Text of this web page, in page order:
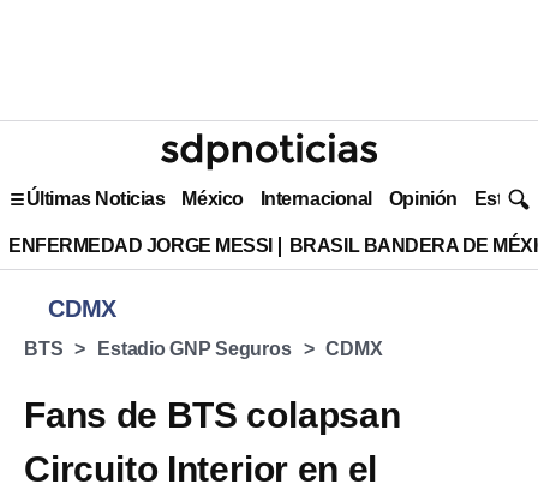
Últimas Noticias México Internacional Opinión Estilo
ENFERMEDAD JORGE MESSI BRASIL BANDERA DE
CDMX
BTS Estadio GNP Seguros CDMX
Fans de BTS colapsan
Circuito Interior en el